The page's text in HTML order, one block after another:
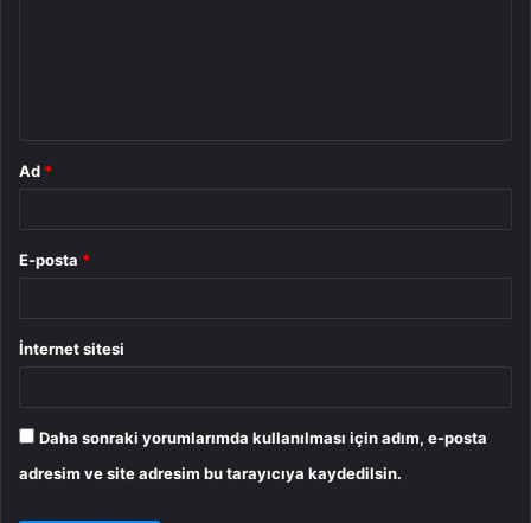
Ad *
E-posta *
İnternet sitesi
Daha sonraki yorumlarımda kullanılması için adım, e-posta
adresim ve site adresim bu tarayıcıya kaydedilsin.